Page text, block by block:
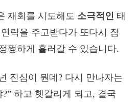
재회를 시도해도 소극적인 태
락을 주고받다가 또다시 잠
쩡하게 흘러갈 수 있습니다.
진심이 뭔데? 다시 만나자는
하고 헷갈리게 되고, 결국